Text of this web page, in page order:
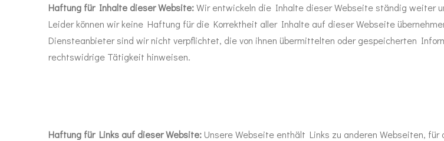
Haftung für Inhalte dieser Website:Wir entwickeln die Inhalte dieser Webseite ständig weiter
Leider können wir keine Haftung für die Korrektheit aller Inhalte auf dieser Webseite
Diensteanbieter sind wir nicht verpflichtet, die von ihnen übermittelten oder gespeicherten
rechtswidrige Tätigkeit hinweisen.
Haftung für Links auf dieser Website: Unsere Webseite enthält Links zu anderen Webseiten,